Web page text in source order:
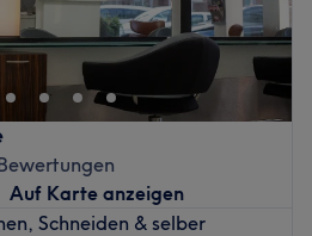
Salonansicht
Auf Karte anzeigen
Schneiden & selber